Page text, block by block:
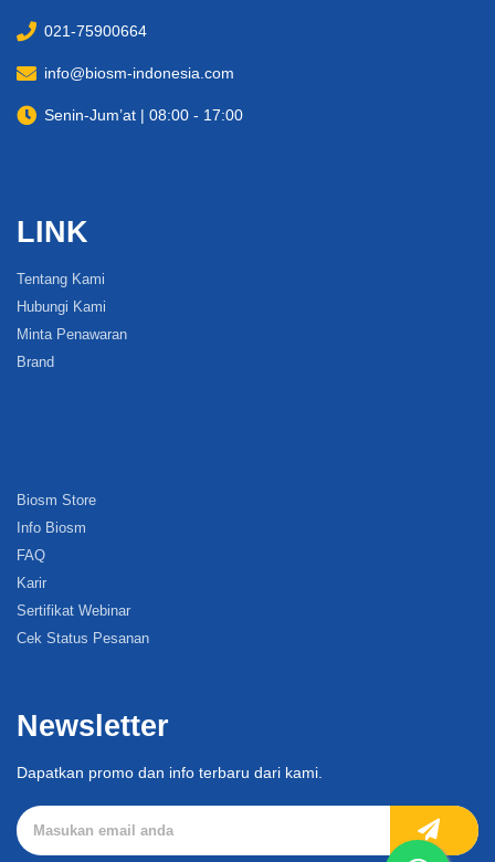
021-75900664
info@biosm-indonesia.com
Senin-Jum’at | 08:00 - 17:00
LINK
Tentang Kami
Hubungi Kami
Minta Penawaran
Brand
Biosm Store
Info Biosm
FAQ
Karir
Sertifikat Webinar
Cek Status Pesanan
Newsletter
Dapatkan promo dan info terbaru dari kami.